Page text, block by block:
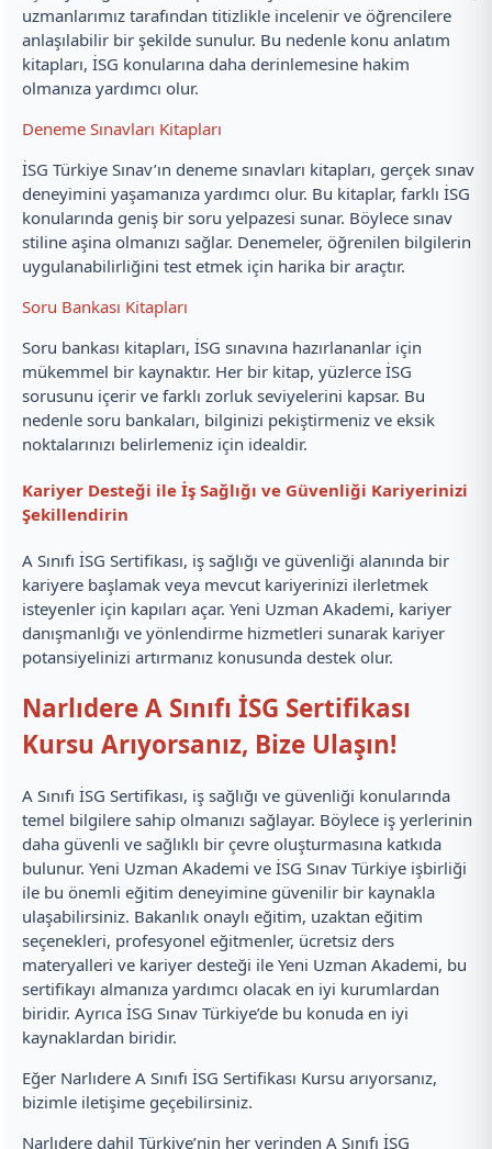
uzmanlarımız tarafından titizlikle incelenir ve öğrencilere
anlaşılabilir bir şekilde sunulur. Bu nedenle konu anlatım
kitapları, İSG konularına daha derinlemesine hakim
olmanıza yardımcı olur.
Deneme Sınavları Kitapları
İSG Türkiye Sınav’ın deneme sınavları kitapları, gerçek sınav
deneyimini yaşamanıza yardımcı olur. Bu kitaplar, farklı İSG
konularında geniş bir soru yelpazesi sunar. Böylece sınav
stiline aşina olmanızı sağlar. Denemeler, öğrenilen bilgilerin
uygulanabilirliğini test etmek için harika bir araçtır.
Soru Bankası Kitapları
Soru bankası kitapları, İSG sınavına hazırlananlar için
mükemmel bir kaynaktır. Her bir kitap, yüzlerce İSG
sorusunu içerir ve farklı zorluk seviyelerini kapsar. Bu
nedenle soru bankaları, bilginizi pekiştirmeniz ve eksik
noktalarınızı belirlemeniz için idealdir.
Kariyer Desteği ile İş Sağlığı ve Güvenliği Kariyerinizi
Şekillendirin
A Sınıfı İSG Sertifikası, iş sağlığı ve güvenliği alanında bir
kariyere başlamak veya mevcut kariyerinizi ilerletmek
isteyenler için kapıları açar. Yeni Uzman Akademi, kariyer
danışmanlığı ve yönlendirme hizmetleri sunarak kariyer
potansiyelinizi artırmanız konusunda destek olur.
Narlıdere A Sınıfı İSG Sertifikası
Kursu Arıyorsanız, Bize Ulaşın!
A Sınıfı İSG Sertifikası, iş sağlığı ve güvenliği konularında
temel bilgilere sahip olmanızı sağlayar. Böylece iş yerlerinin
daha güvenli ve sağlıklı bir çevre oluşturmasına katkıda
bulunur. Yeni Uzman Akademi ve İSG Sınav Türkiye işbirliği
ile bu önemli eğitim deneyimine güvenilir bir kaynakla
ulaşabilirsiniz. Bakanlık onaylı eğitim, uzaktan eğitim
seçenekleri, profesyonel eğitmenler, ücretsiz ders
materyalleri ve kariyer desteği ile Yeni Uzman Akademi, bu
sertifikayı almanıza yardımcı olacak en iyi kurumlardan
biridir. Ayrıca İSG Sınav Türkiye’de bu konuda en iyi
kaynaklardan biridir.
Eğer Narlıdere A Sınıfı İSG Sertifikası Kursu arıyorsanız,
bizimle iletişime geçebilirsiniz.
Narlıdere dahil Türkiye’nin her yerinden A Sınıfı İSG